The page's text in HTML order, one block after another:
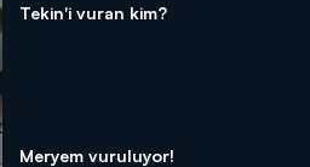
Tekin'i vuran kim?
Meryem vuruluyor!